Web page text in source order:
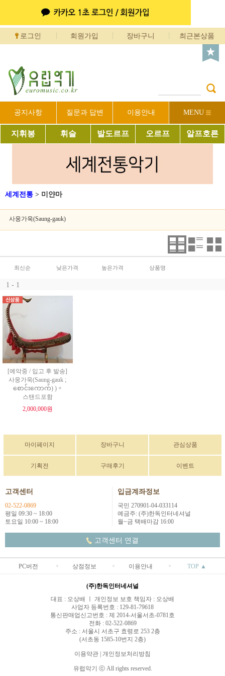
로그인 회원가입 장바구니 최근본상품
공지사항 질문과 답변 이용안내 MENU
지휘봉 휘슬 발도르프 오르프 알프호른
세계전통 > 미얀마
사웅가욱(Saung-gauk)
최신순 낮은가격 높은가격 상품명
1 - 1
[예악중 / 입고 후 발송]
사웅가욱(Saung-gauk ;
စောင်းကောက်) ) +
스탠드포함
2,000,000원
마이페이지 장바구니 관심상품
기획전 구매후기 이벤트
고객센터
02-522-0869
평일 09:30 ~ 18:00
토요일 10:00 ~ 18:00
입금계좌정보
국민 270901-04-033114
예금주: (주)한독인터네셔널
월~금 택배마감 16:00
고객센터 연결
PC버전 상점정보 이용안내 TOP ▲
(주)한독인터네셔널
대표 : 오상배 ㅣ 개인정보 보호 책임자 : 오상배
사업자 등록번호 : 129-81-79618
통신판매업신고번호 : 제 2014-서울서초-0781호
전화 : 02-522-0869
주소 : 서울시 서초구 효령로 253 2층
(서초동 1585-10번지 2층)
이용약관 개인정보처리방침
유럽악기 ⓒ All rights reserved.